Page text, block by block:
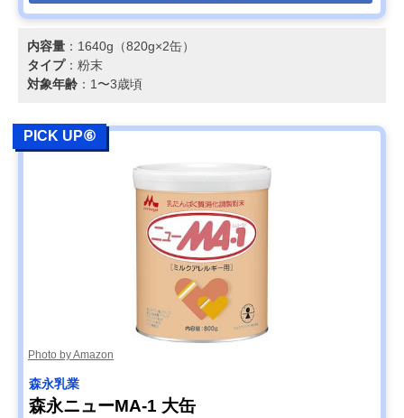
内容量 ：1640g（820g×2缶）
タイプ：粉末
対象年齢 ：1〜3歳頃
PICK UP⑥
Photo by Amazon
森永乳業
森永ニューMA-1 大缶